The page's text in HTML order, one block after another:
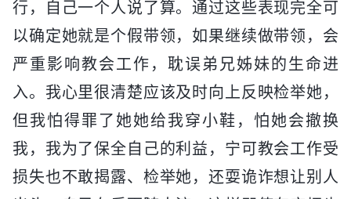
行，自己一个人说了算。通过这些表现完全可
以确定她就是个假带领，如果继续做带领，会
严重影响教会工作，耽误弟兄姊妹的生命进
入。我心里很清楚应该及时向上反映检举她，
但我怕得罪了她她给我穿小鞋，怕她会撤换
我，我为了保全自己的利益，宁可教会工作受
损失也不敢揭露、检举她，还耍诡诈想让别人